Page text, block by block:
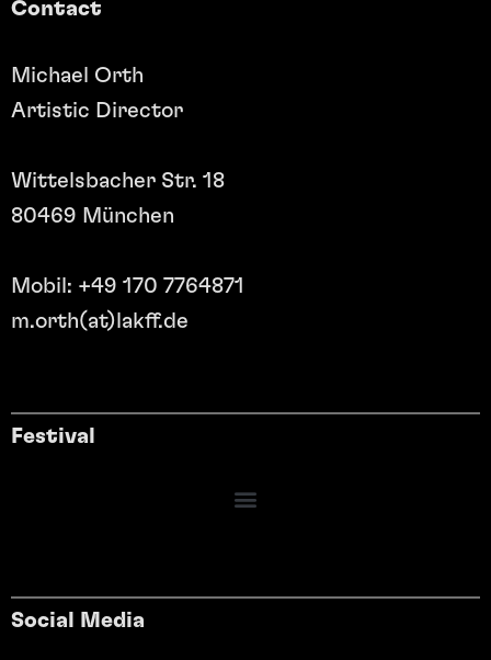
Contact
Michael Orth
Artistic Director
Wittelsbacher Str. 18
80469 München
Mobil: +49 170 7764871
m.orth(at)lakff.de
Festival
Social Media